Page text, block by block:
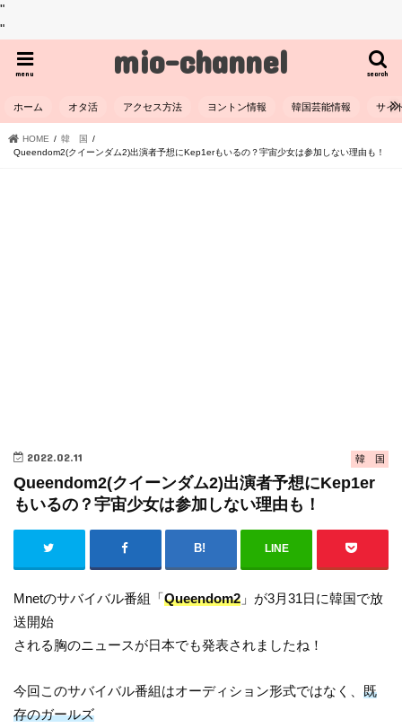
"
"
mio-channel search
menu
ホーム オタ活 アクセス方法 ヨントン情報 韓国芸能情報 サイ
HOME
韓 国
Queendom2(クイーンダム2)出演者予想にKep1erもいるの？宇宙少女は参加しない理由も！
韓 国
2022.02.11
Queendom2(クイーンダム2)出演者予想にKep1er
もいるの？宇宙少女は参加しない理由も！
LINE
Mnetのサバイバル番組「Queendom2 」が3月31日に韓国で放
送開始
される胸のニュースが日本でも発表されましたね！
今回このサバイバル番組はオーディション形式ではなく、既
存のガールズ